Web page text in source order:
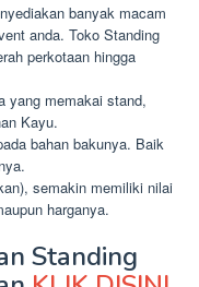
banyak macam
anda. Toko Standing
perkotaan hingga
yang memakai stand,
Kayu.
bahan bakunya. Baik
semakin memiliki nilai
harganya.
Standing